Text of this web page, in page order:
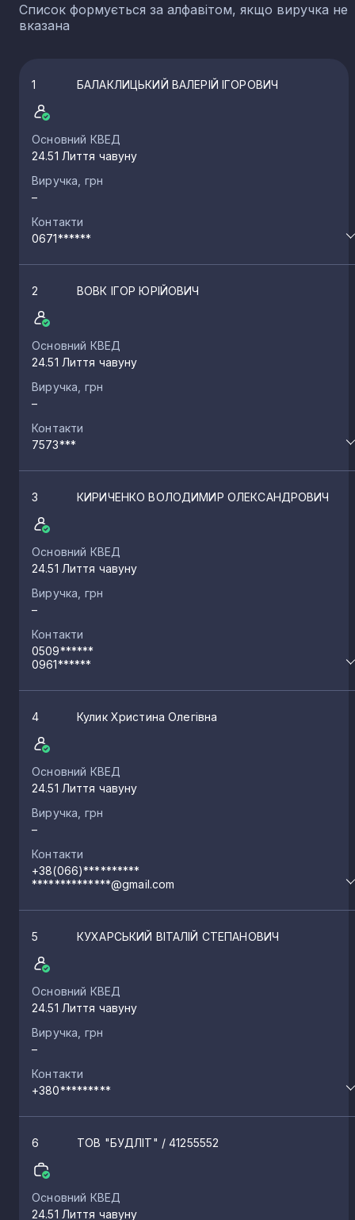
Список формується за алфавітом, якщо виручка не
вказана
1 БАЛАКЛИЦЬКИЙ ВАЛЕРІЙ ІГОРОВИЧ
Основний КВЕД
24.51 Лиття чавуну
Виручка, грн
–
Контакти
0671******
2 ВОВК ІГОР ЮРІЙОВИЧ
Основний КВЕД
24.51 Лиття чавуну
Виручка, грн
–
Контакти
7573***
3 КИРИЧЕНКО ВОЛОДИМИР ОЛЕКСАНДРОВИЧ
Основний КВЕД
24.51 Лиття чавуну
Виручка, грн
–
Контакти
0509******
0961******
4 Кулик Христина Олегівна
Основний КВЕД
24.51 Лиття чавуну
Виручка, грн
–
Контакти
+38(066)**********
**************@gmail.com
5 КУХАРСЬКИЙ ВІТАЛІЙ СТЕПАНОВИЧ
Основний КВЕД
24.51 Лиття чавуну
Виручка, грн
–
Контакти
+380*********
6 ТОВ "БУДЛІТ" / 41255552
Основний КВЕД
24.51 Лиття чавуну